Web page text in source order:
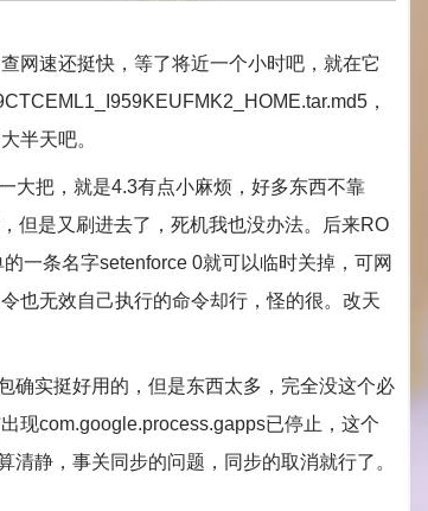
网速还挺快，等了将近一个小时吧，就在它
，
半天吧。
把，就是4.3有点小麻烦，好多东西不靠
但是又刷进去了，死机我也没办法。后来RO
一条名字setenforce 0就可以临时关掉，可网
也无效自己执行的命令却行，怪的很。改天
实挺好用的，但是东西太多，完全没这个必
现com.google.process.gapps已停止，这个
静，事关同步的问题，同步的取消就行了。